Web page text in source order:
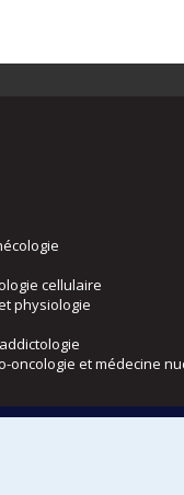
cellulaire
physiologie
oncologie et médecine